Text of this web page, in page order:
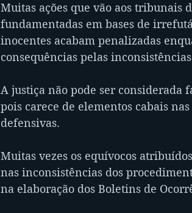
Muitas ações que vão aos tribunais
fundamentadas em bases de
inocentes acabam penalizadas
consequências pelas
A justiça não pode ser considerada
pois carece de elementos cabais
defensivas.
Muitas vezes os equívocos
nas inconsistências dos
na elaboração dos Boletins de